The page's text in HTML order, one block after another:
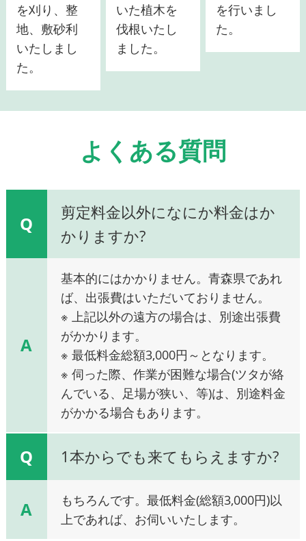
を刈り、整
地、敷砂利
いたしまし
た。
いた植木を
伐根いたし
ました。
を行いまし
た。
よくある質問
Q
剪定料金以外になにか料金はか
かりますか?
A
基本的にはかかりません。青森県であれ
ば、出張費はいただいておりません。
※ 上記以外の遠方の場合は、別途出張費
がかかります。
※ 最低料金総額3,000円～となります。
※ 伺った際、作業が困難な場合(ツタが絡
んでいる、足場が狭い、等)は、別途料金
がかかる場合もあります。
Q 1本からでも来てもらえますか?
A
もちろんです。最低料金(総額3,000円)以
上であれば、お伺いいたします。